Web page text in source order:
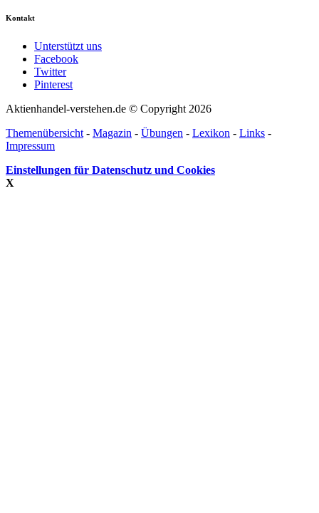
Kontakt
Unterstützt uns
Facebook
Twitter
Pinterest
Aktienhandel-verstehen.de © Copyright 2026
Themenübersicht- Magazin - Übungen - Lexikon - Links -
Impressum
Einstellungen für Datenschutz und Cookies
X